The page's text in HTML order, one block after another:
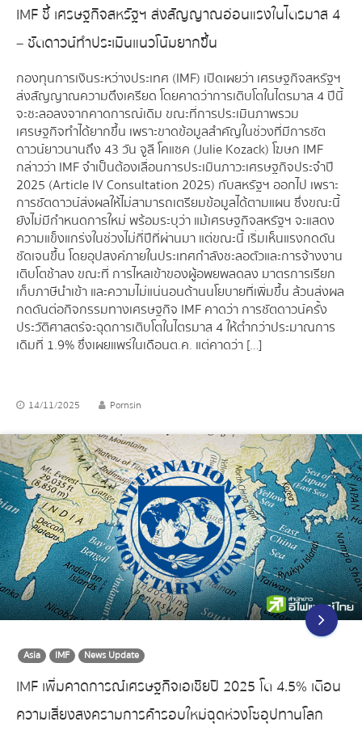
IMF ชี้ เศรษฐกิจสหรัฐฯ ส่งสัญญาณอ่อนแรงในไตรมาส 4
– ชัตดาวน์ทำประเมินแนวโน้มยากขึ้น
กองทุนการเงินระหว่างประเทศ (IMF) เปิดเผยว่า เศรษฐกิจสหรัฐฯ
ส่งสัญญาณความตึงเครียด โดยคาดว่าการเติบโตในไตรมาส 4 ปีนี้
จะชะลอลงจากคาดการณ์เดิม ขณะที่การประเมินภาพรวม
เศรษฐกิจทำได้ยากขึ้น เพราะขาดข้อมูลสำคัญในช่วงที่มีการชัต
ดาวน์ยาวนานถึง 43 วัน จูลี โคแซค (Julie Kozack) โฆษก IMF
กล่าวว่า IMF จำเป็นต้องเลื่อนการประเมินภาวะเศรษฐกิจประจำปี
2025 (Article IV Consultation 2025) กับสหรัฐฯ ออกไป เพราะ
การชัตดาวน์ส่งผลให้ไม่สามารถเตรียมข้อมูลได้ตามแผน ซึ่งขณะนี้
ยังไม่มีกำหนดการใหม่ พร้อมระบุว่า แม้เศรษฐกิจสหรัฐฯ จะแสดง
ความแข็งแกร่งในช่วงไม่กี่ปีที่ผ่านมา แต่ขณะนี้ เริ่มเห็นแรงกดดัน
ชัดเจนขึ้น โดยอุปสงค์ภายในประเทศกำลังชะลอตัวและการจ้างงาน
เติบโตช้าลง ขณะที่ การไหลเข้าของผู้อพยพลดลง มาตรการเรียก
เก็บภาษีนำเข้า และความไม่แน่นอนด้านนโยบายที่เพิ่มขึ้น ล้วนส่งผล
กดดันต่อกิจกรรมทางเศรษฐกิจ IMF คาดว่า การชัตดาวน์ครั้ง
ประวัติศาสตร์จะฉุดการเติบโตในไตรมาส 4 ให้ต่ำกว่าประมาณการ
เดิมที่ 1.9% ซึ่งเผยแพร่ในเดือนต.ค. แต่คาดว่า […]
14/11/2025 Pornsin
Asia IMF News Update
IMF เพิ่มคาดการณ์เศรษฐกิจเอเชียปี 2025 โต 4.5% เตือน
ความเสี่ยงสงครามการค้ารอบใหม่ฉุดห่วงโซอุปทานโลก